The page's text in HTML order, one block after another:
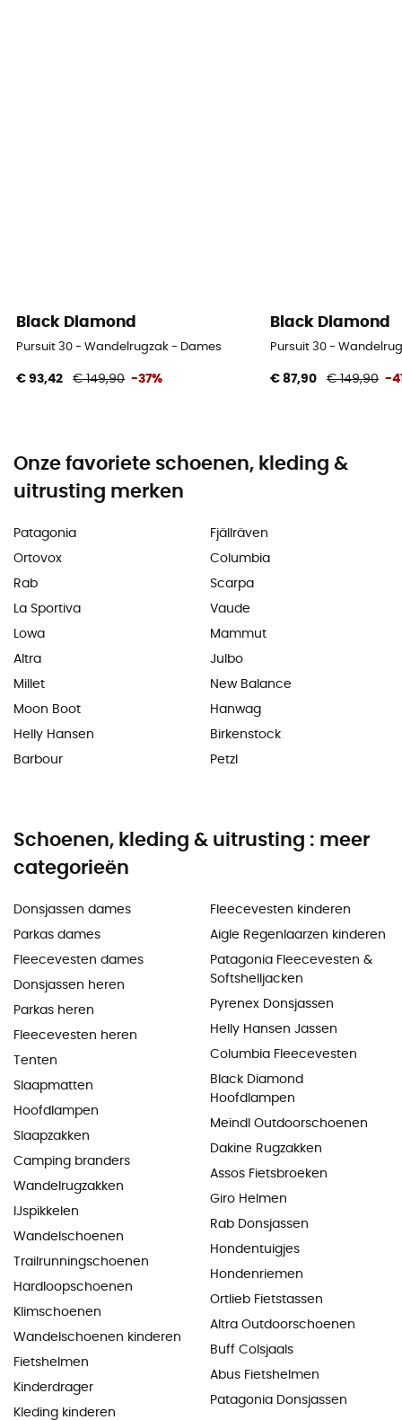
Black Diamond
Pursuit 30 - Wandelrugzak - Dames
€ 93,42 € 149,90 -37%
Black Diamond
Pursuit 30 -
€ 87,90 € 149,90 -
Onze favoriete schoenen, kleding &
uitrusting merken
Patagonia
Ortovox
Rab
La Sportiva
Lowa
Altra
Millet
Moon Boot
Helly Hansen
Barbour
Fjällräven
Columbia
Scarpa
Vaude
Mammut
Julbo
New Balance
Hanwag
Birkenstock
Petzl
Schoenen, kleding & uitrusting : meer
categorieën
Donsjassen dames
Parkas dames
Fleecevesten dames
Donsjassen heren
Parkas heren
Fleecevesten heren
Tenten
Slaapmatten
Hoofdlampen
Slaapzakken
Camping branders
Wandelrugzakken
IJspikkelen
Wandelschoenen
Trailrunningschoenen
Hardloopschoenen
Klimschoenen
Wandelschoenen kinderen
Fietshelmen
Kinderdrager
Kleding kinderen
Fleecevesten kinderen
Aigle Regenlaarzen kinderen
Patagonia Fleecevesten &
Softshelljacken
Pyrenex Donsjassen
Helly Hansen Jassen
Columbia Fleecevesten
Black Diamond
Hoofdlampen
Meindl Outdoorschoenen
Dakine Rugzakken
Assos Fietsbroeken
Giro Helmen
Rab Donsjassen
Hondentuigjes
Hondenriemen
Ortlieb Fietstassen
Altra Outdoorschoenen
Buff Colsjaals
Abus Fietshelmen
Patagonia Donsjassen